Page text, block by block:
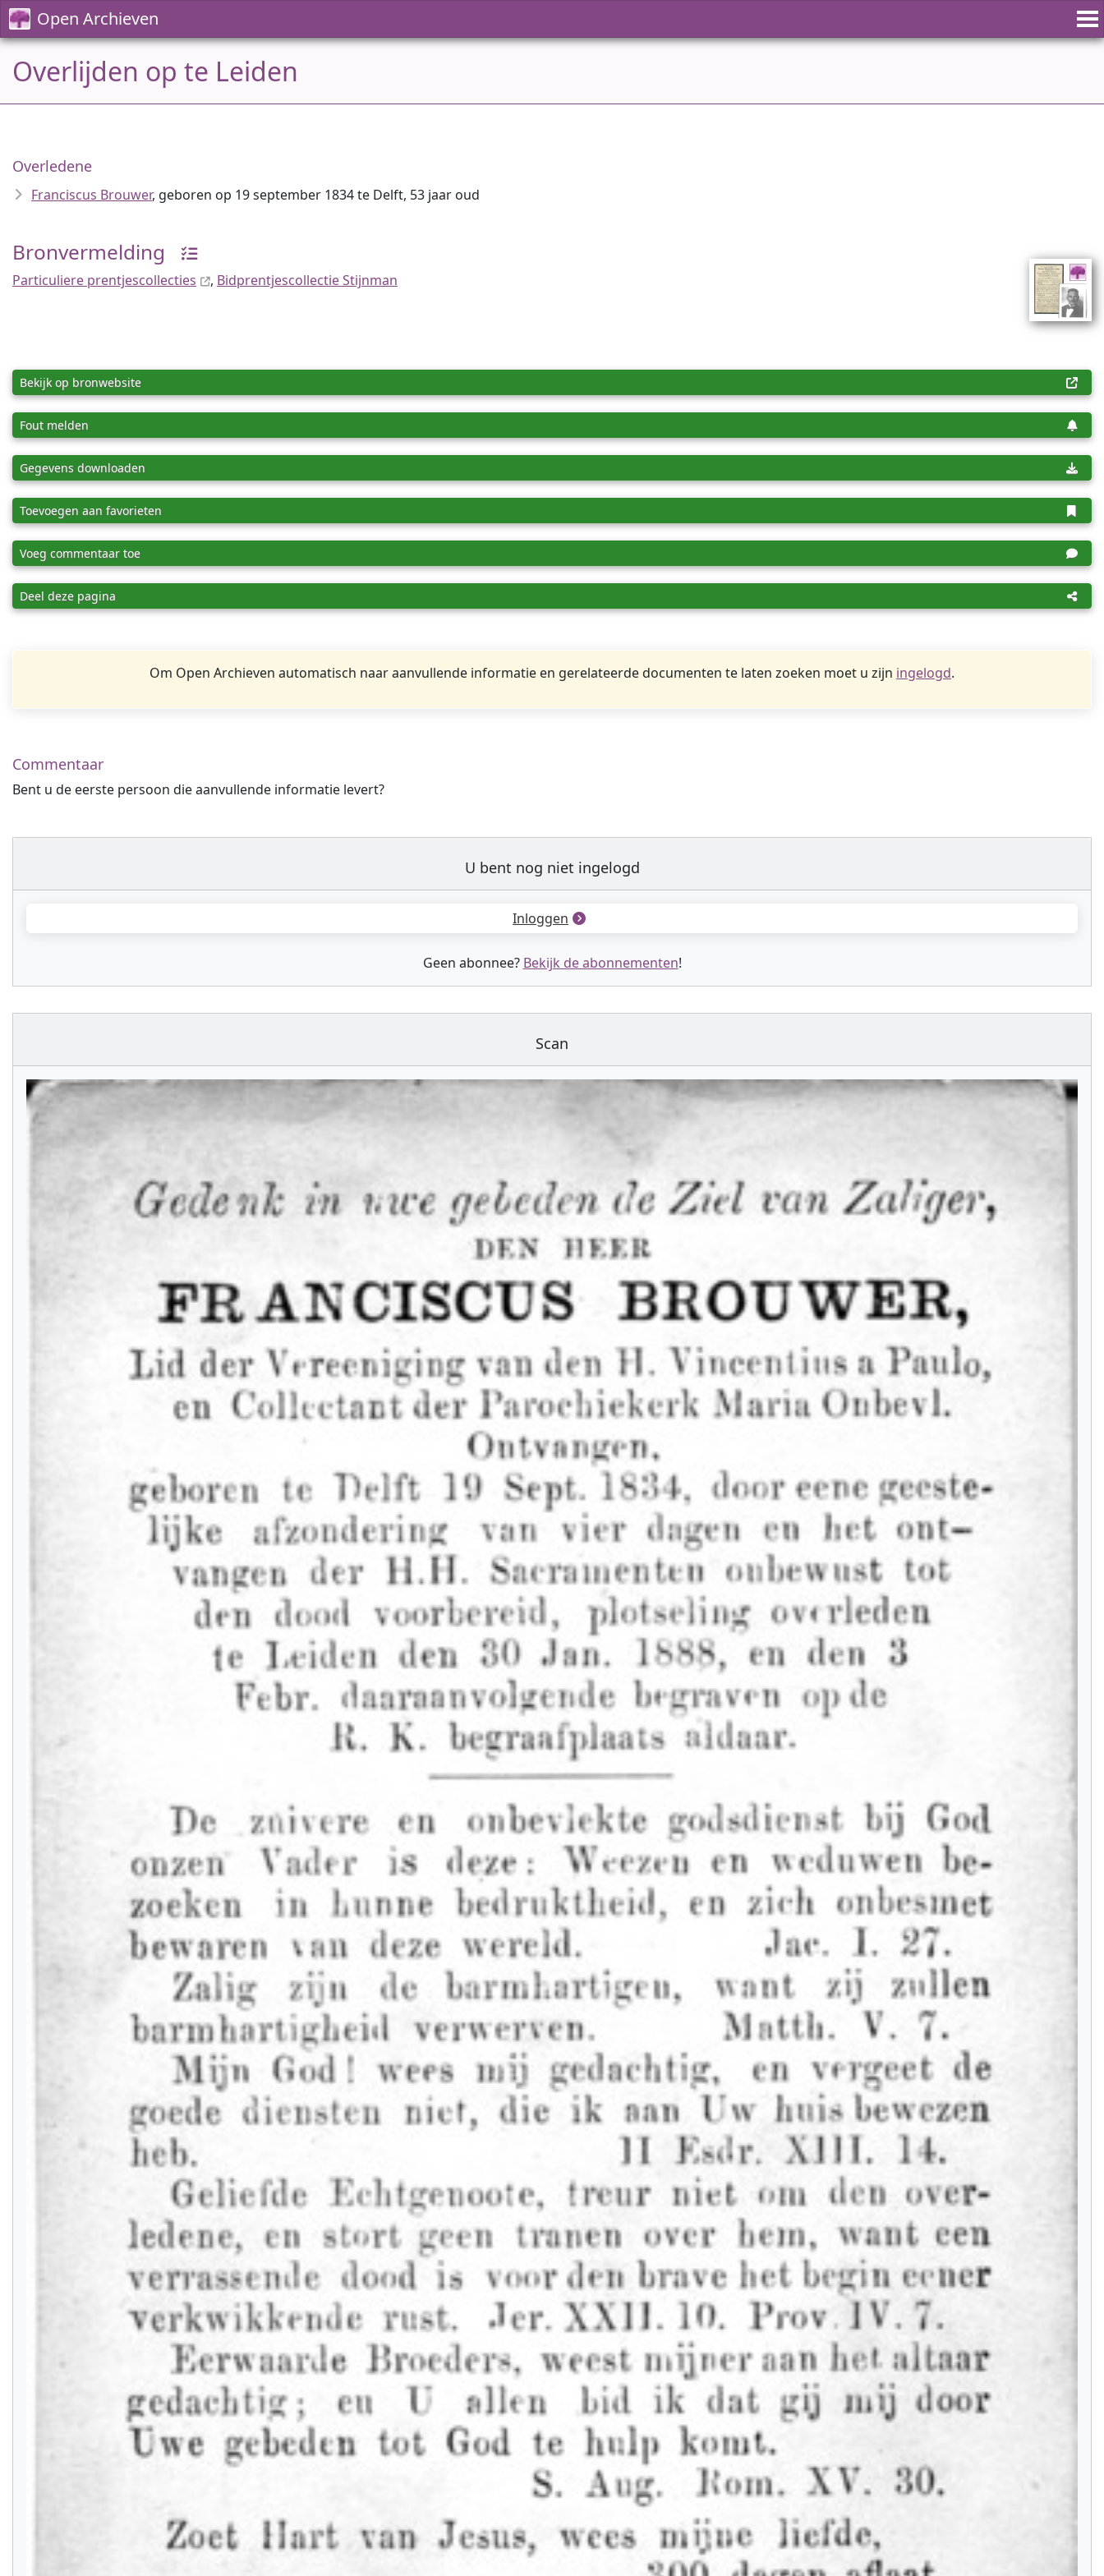
Open Archieven
Overlijden op te Leiden
Overledene
Franciscus Brouwer, geboren op 19 september 1834 te Delft, 53 jaar oud
Bronvermelding
Particuliere prentjescollecties , Bidprentjescollectie Stijnman
Bekijk op bronwebsite
Fout melden
Gegevens downloaden
Toevoegen aan favorieten
Voeg commentaar toe
Deel deze pagina
Om Open Archieven automatisch naar aanvullende informatie en gerelateerde documenten te laten zoeken moet u zijn ingelogd.
Commentaar
Bent u de eerste persoon die aanvullende informatie levert?
U bent nog niet ingelogd
Inloggen
Geen abonnee? Bekijk de abonnementen!
Scan